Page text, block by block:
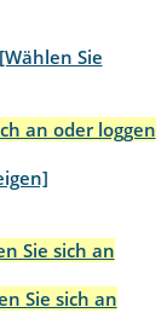
[Wählen Sie
an oder loggen
Sie sich an
Sie sich an